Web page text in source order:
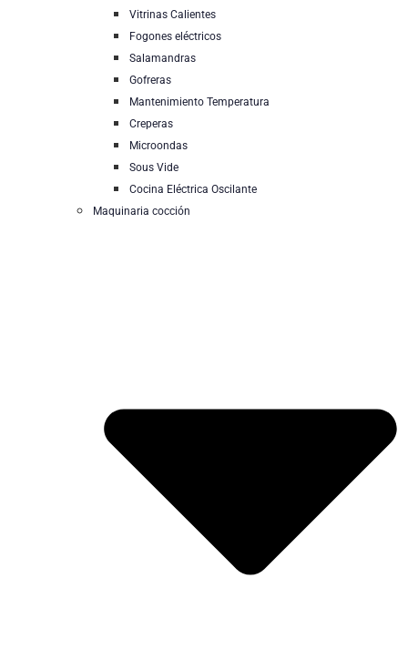
Vitrinas Calientes
Fogones eléctricos
Salamandras
Gofreras
Mantenimiento Temperatura
Creperas
Microondas
Sous Vide
Cocina Eléctrica Oscilante
Maquinaria cocción